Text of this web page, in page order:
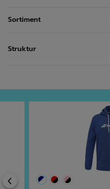
Sortiment
Struktur
Previous